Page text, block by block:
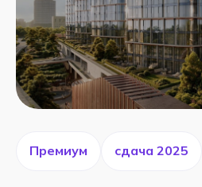
Премиум cдача 2025